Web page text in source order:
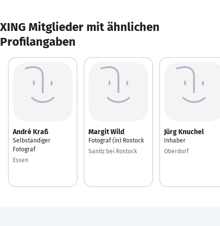
XING Mitglieder mit ähnlichen
Profilangaben
André Kraß
Selbständiger
Fotograf
Essen
Margit Wild
Fotograf (in) Rostock
Sanitz bei Rostock
Jürg Knuchel
Inhaber
Oberdorf